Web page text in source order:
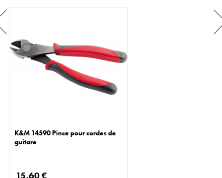
K&M 14590 Pince pour cordes de
guitare
15,60 €